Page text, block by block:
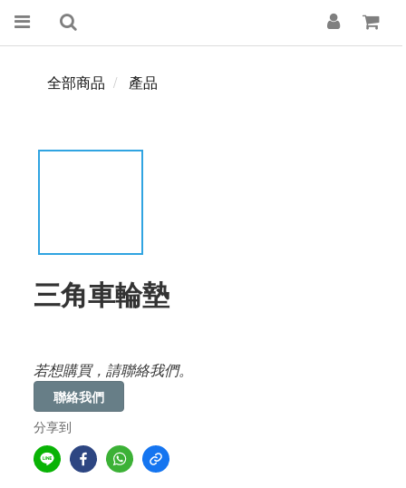
全部商品 產品
三角車輪墊
若想購買，請聯絡我們。
聯絡我們
分享到